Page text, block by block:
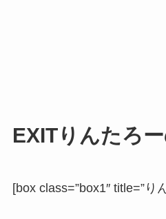
EXITりんたろ
[box class=”box1″ title=”り